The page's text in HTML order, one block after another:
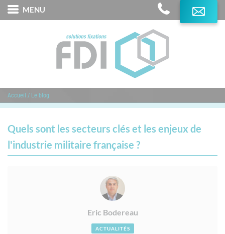
MENU
Marques distribuées
Domaines d'application
Contact
Accueil / Le blog
Quels sont les secteurs clés et les enjeux de
l'industrie militaire française ?
Eric Bodereau
ACTUALITÉS